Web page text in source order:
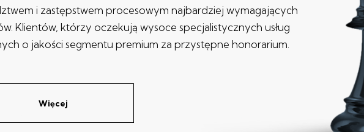
i zastępstwem procesowym najbardziej wymagających
Klientów, którzy oczekują wysoce specjalistycznych usług
o jakości segmentu premium za przystępne honorarium.
Więcej